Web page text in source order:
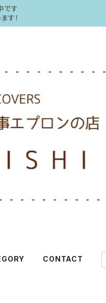
です
す！
CONTACT